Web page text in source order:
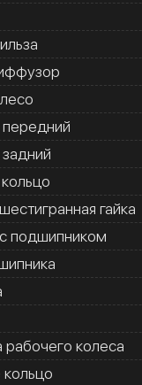
гайка
подшипником
рабочего колеса